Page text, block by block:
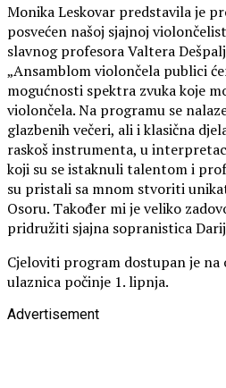
Monika Leskovar predstavila je
posvećen našoj sjajnoj
slavnog profesora Valtera
„Ansamblom violončela publici
mogućnosti spektra zvuka koje
violončela. Na programu se
glazbenih večeri, ali i klasična
raskoš instrumenta, u
koji su se istaknuli talentom i
su pristali sa mnom stvoriti
Osoru. Također mi je veliko
pridružiti sjajna sopranistica
Cjeloviti program dostupan je na
ulaznica počinje 1. lipnja.
Advertisement